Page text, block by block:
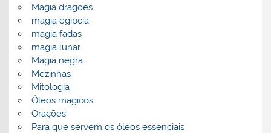
Magia dragoes
magia egipcia
magia fadas
magia lunar
Magia negra
Mezinhas
Mitologia
Óleos magicos
Orações
Para que servem os óleos essenciais